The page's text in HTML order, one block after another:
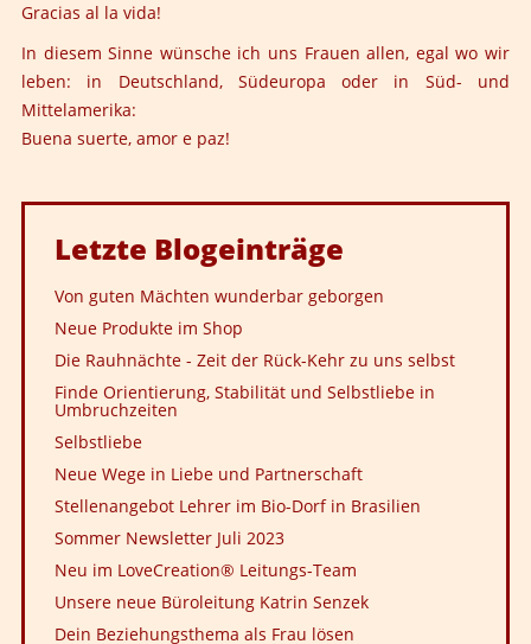
Gracias al la vida!
In diesem Sinne wünsche ich uns Frauen allen, egal wo wir
leben: in Deutschland, Südeuropa oder in Süd- und
Mittelamerika:
Buena suerte, amor e paz!
Letzte Blogeinträge
Von guten Mächten wunderbar geborgen
Neue Produkte im Shop
Die Rauhnächte - Zeit der Rück-Kehr zu uns selbst
Finde Orientierung, Stabilität und Selbstliebe in
Umbruchzeiten
Selbstliebe
Neue Wege in Liebe und Partnerschaft
Stellenangebot Lehrer im Bio-Dorf in Brasilien
Sommer Newsletter Juli 2023
Neu im LoveCreation® Leitungs-Team
Unsere neue Büroleitung Katrin Senzek
Dein Beziehungsthema als Frau lösen